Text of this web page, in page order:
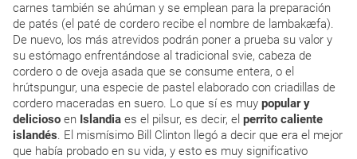
carnes también se ahúman y se emplean para la preparación
de patés (el paté de cordero recibe el nombre de lambakæfa).
De nuevo, los más atrevidos podrán poner a prueba su valor y
su estómago enfrentándose al tradicional svie, cabeza de
cordero o de oveja asada que se consume entera, o el
hrútspungur, una especie de pastel elaborado con criadillas de
cordero maceradas en suero. Lo que sí es muy popular y
delicioso en Islandia es el pilsur, es decir, el perrito caliente
islandés. El mismísimo Bill Clinton llegó a decir que era el mejor
que había probado en su vida, y esto es muy significativo